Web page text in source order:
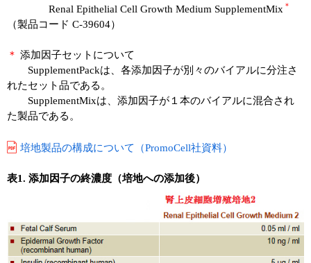
Renal Epithelial Cell Growth Medium SupplementMix ＊
（製品コード C-39604）
＊ 添加因子セットについて
SupplementPackは、各添加因子が別々のバイアルに分注さ
れたセット品である。
SupplementMixは、添加因子が１本のバイアルに混合され
た製品である。
培地製品の構成について（PromoCell社資料）
表1. 添加因子の終濃度（培地への添加後）